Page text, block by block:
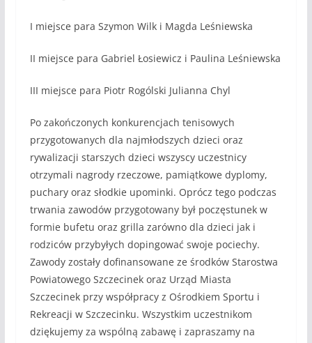
I miejsce para Szymon Wilk i Magda Leśniewska
II miejsce para Gabriel Łosiewicz i Paulina Leśniewska
III miejsce para Piotr Rogólski Julianna Chyl
Po zakończonych konkurencjach tenisowych
przygotowanych dla najmłodszych dzieci oraz
rywalizacji starszych dzieci wszyscy uczestnicy
otrzymali nagrody rzeczowe, pamiątkowe dyplomy,
puchary oraz słodkie upominki. Oprócz tego podczas
trwania zawodów przygotowany był poczęstunek w
formie bufetu oraz grilla zarówno dla dzieci jak i
rodziców przybyłych dopingować swoje pociechy.
Zawody zostały dofinansowane ze środków Starostwa
Powiatowego Szczecinek oraz Urząd Miasta
Szczecinek przy współpracy z Ośrodkiem Sportu i
Rekreacji w Szczecinku. Wszystkim uczestnikom
dziękujemy za wspólną zabawę i zapraszamy na